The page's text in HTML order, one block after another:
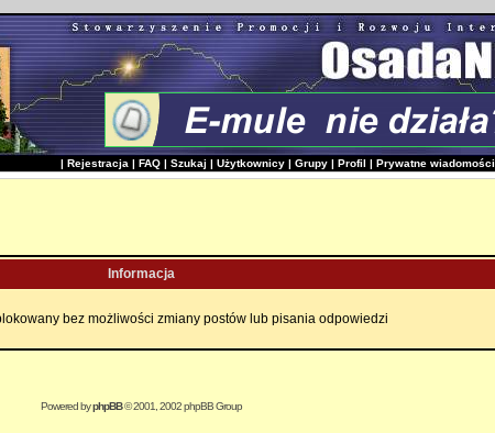
| Rejestracja | FAQ | Szukaj | Użytkownicy | Grupy | Profil | Prywatne wiadomości
Informacja
bez możliwości zmiany postów lub pisania odpowiedzi
Powered byphpBB© 2001, 2002 phpBB Group